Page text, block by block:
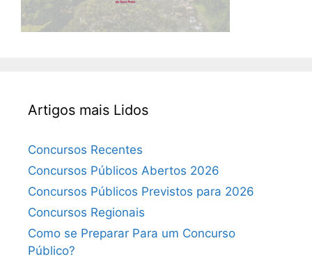
Artigos mais Lidos
Concursos Recentes
Concursos Públicos Abertos 2026
Concursos Públicos Previstos para 2026
Concursos Regionais
Como se Preparar Para um Concurso
Público?